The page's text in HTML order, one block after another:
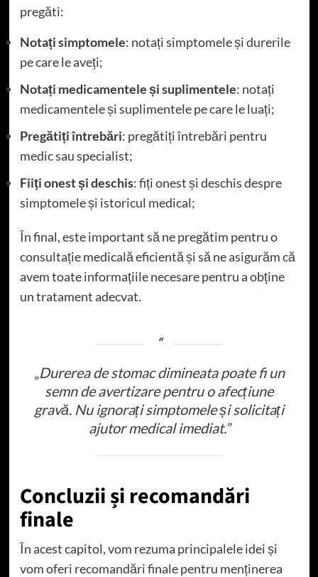
pregăti:
Notați simptomele: notați simptomele și durerile
pe care le aveți;
Notați medicamentele și suplimentele: notați
medicamentele și suplimentele pe care le luați;
Pregătiți întrebări: pregătiți întrebări pentru
medic sau specialist;
Fiiți onest și deschis: fiți onest și deschis despre
simptomele și istoricul medical;
În final, este important să ne pregătim pentru o
consultație medicală eficientă și să ne asigurăm că
avem toate informațiile necesare pentru a obține
un tratament adecvat.
„Durerea de stomac dimineata poate fi un
semn de avertizare pentru o afecțiune
gravă. Nu ignorați simptomele și solicitați
ajutor medical imediat.”
Concluzii și recomandări
finale
În acest capitol, vom rezuma principalele idei și
vom oferi recomandări finale pentru menținerea